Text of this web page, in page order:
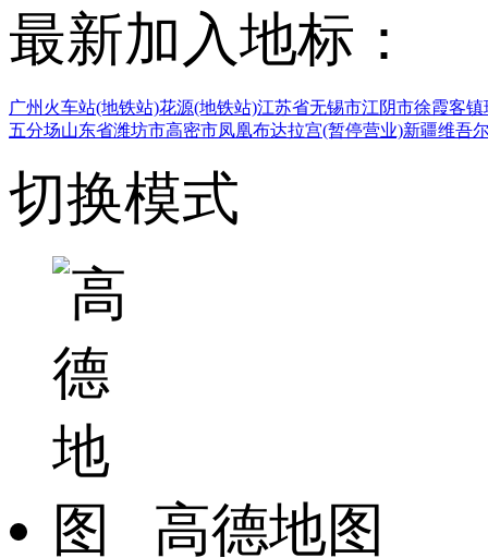
最新加入地标：
广州火车站(地铁站)花源(地铁站)江苏省无锡市江阴市徐霞客镇
五分场山东省潍坊市高密市凤凰布达拉宫(暂停营业)新疆维吾
切换模式
高德地图